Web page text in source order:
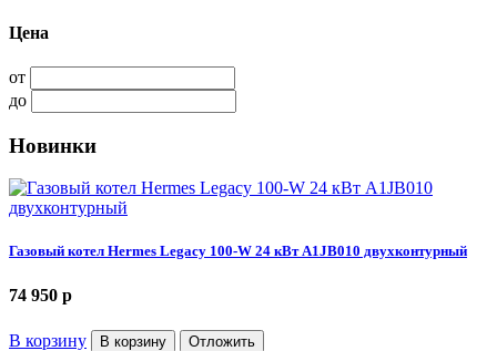
Цена
от
до
Новинки
Газовый котел Hermes Legacy 100-W 24 кВт A1JB010 двухконтурный
74 950 p
В корзину В корзину Отложить